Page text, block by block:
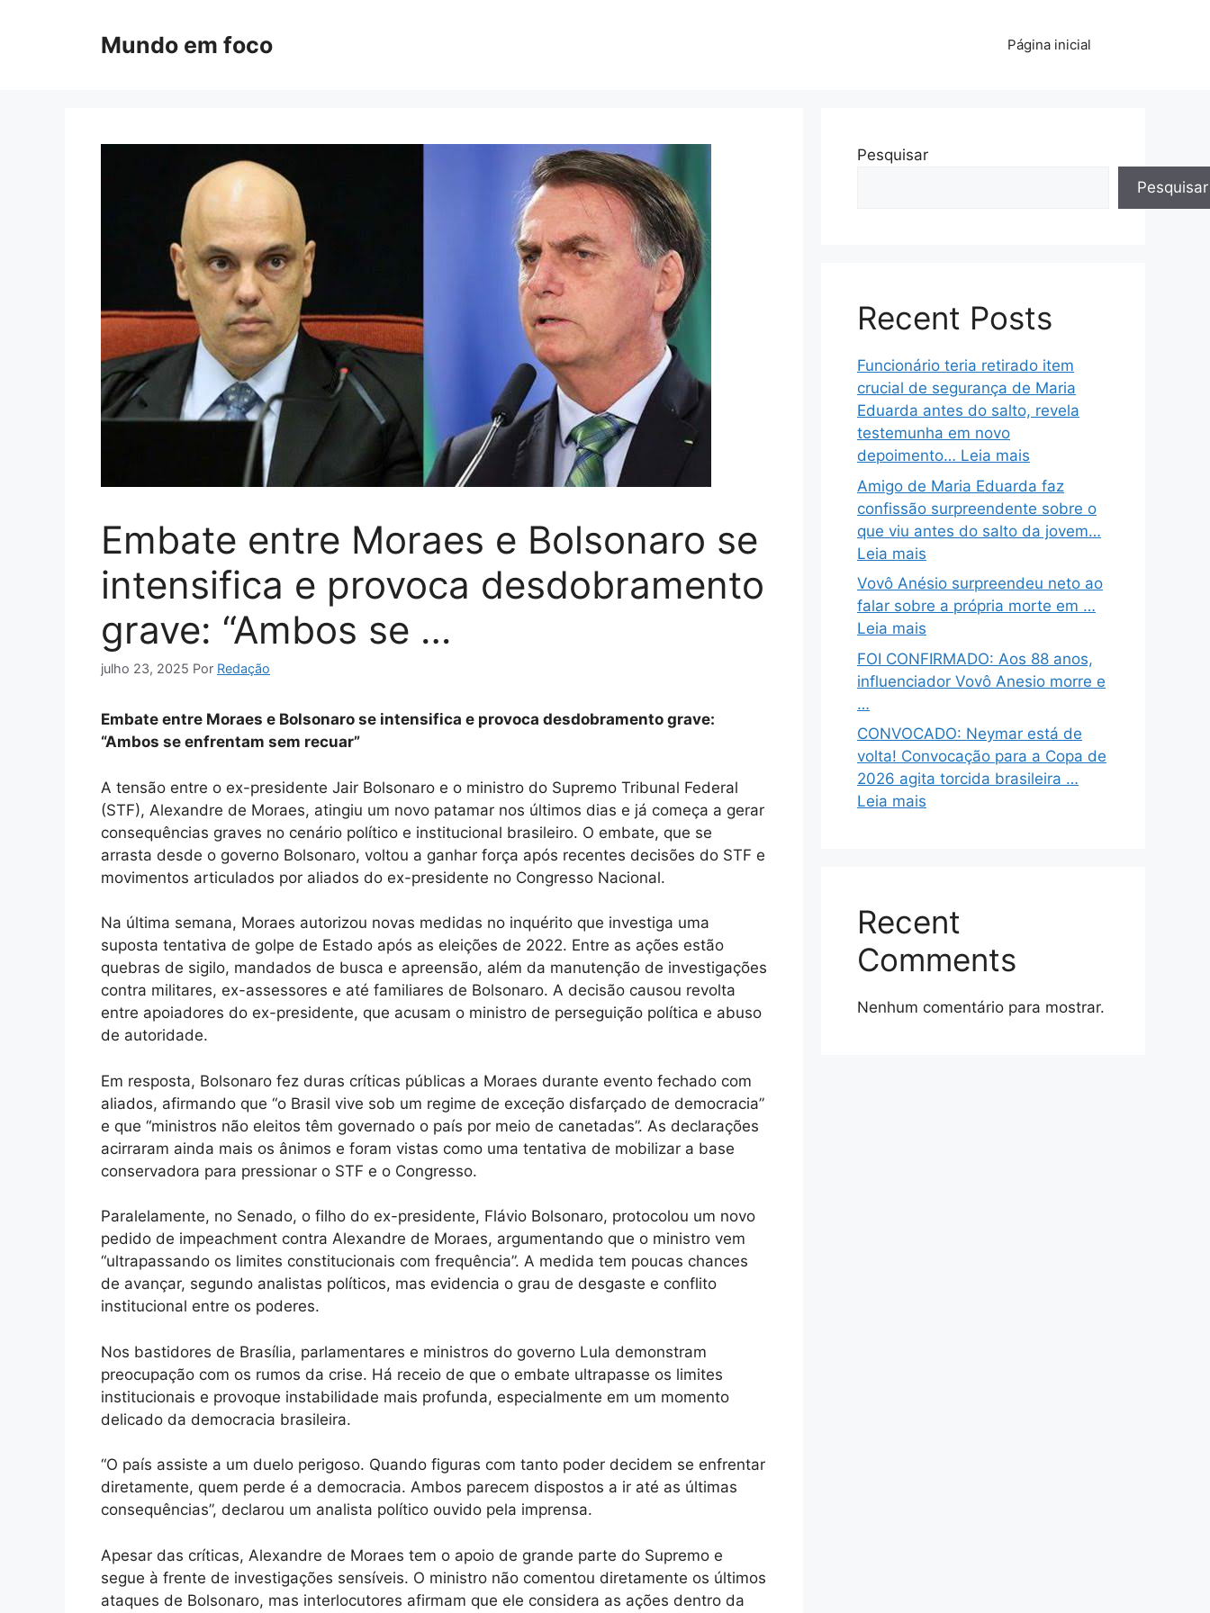
Mundo em foco Página inicial
Embate entre Moraes e Bolsonaro se
intensifica e provoca desdobramento
grave: “Ambos se …
julho 23, 2025 Por Redação
Embate entre Moraes e Bolsonaro se intensifica e provoca desdobramento grave:
“Ambos se enfrentam sem recuar”
A tensão entre o ex-presidente Jair Bolsonaro e o ministro do Supremo Tribunal Federal
(STF), Alexandre de Moraes, atingiu um novo patamar nos últimos dias e já começa a gerar
consequências graves no cenário político e institucional brasileiro. O embate, que se
arrasta desde o governo Bolsonaro, voltou a ganhar força após recentes decisões do STF e
movimentos articulados por aliados do ex-presidente no Congresso Nacional.
Na última semana, Moraes autorizou novas medidas no inquérito que investiga uma
suposta tentativa de golpe de Estado após as eleições de 2022. Entre as ações estão
quebras de sigilo, mandados de busca e apreensão, além da manutenção de investigações
contra militares, ex-assessores e até familiares de Bolsonaro. A decisão causou revolta
entre apoiadores do ex-presidente, que acusam o ministro de perseguição política e abuso
de autoridade.
Em resposta, Bolsonaro fez duras críticas públicas a Moraes durante evento fechado com
aliados, afirmando que “o Brasil vive sob um regime de exceção disfarçado de democracia”
e que “ministros não eleitos têm governado o país por meio de canetadas”. As declarações
acirraram ainda mais os ânimos e foram vistas como uma tentativa de mobilizar a base
conservadora para pressionar o STF e o Congresso.
Paralelamente, no Senado, o filho do ex-presidente, Flávio Bolsonaro, protocolou um novo
pedido de impeachment contra Alexandre de Moraes, argumentando que o ministro vem
“ultrapassando os limites constitucionais com frequência”. A medida tem poucas chances
de avançar, segundo analistas políticos, mas evidencia o grau de desgaste e conflito
institucional entre os poderes.
Nos bastidores de Brasília, parlamentares e ministros do governo Lula demonstram
preocupação com os rumos da crise. Há receio de que o embate ultrapasse os limites
institucionais e provoque instabilidade mais profunda, especialmente em um momento
delicado da democracia brasileira.
“O país assiste a um duelo perigoso. Quando figuras com tanto poder decidem se enfrentar
diretamente, quem perde é a democracia. Ambos parecem dispostos a ir até as últimas
consequências”, declarou um analista político ouvido pela imprensa.
Apesar das críticas, Alexandre de Moraes tem o apoio de grande parte do Supremo e
segue à frente de investigações sensíveis. O ministro não comentou diretamente os últimos
ataques de Bolsonaro, mas interlocutores afirmam que ele considera as ações dentro da
Pesquisar
Pesquisar
Recent Posts
Funcionário teria retirado item
crucial de segurança de Maria
Eduarda antes do salto, revela
testemunha em novo
depoimento… Leia mais
Amigo de Maria Eduarda faz
confissão surpreendente sobre o
que viu antes do salto da jovem…
Leia mais
Vovô Anésio surpreendeu neto ao
falar sobre a própria morte em …
Leia mais
FOI CONFIRMADO: Aos 88 anos,
influenciador Vovô Anesio morre e
…
CONVOCADO: Neymar está de
volta! Convocação para a Copa de
2026 agita torcida brasileira …
Leia mais
Recent
Comments
Nenhum comentário para mostrar.